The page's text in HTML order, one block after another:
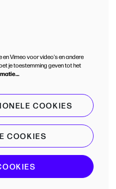
en Vimeo voor video's en andere
je toestemming geven tot het
COOKIES
COOKIES